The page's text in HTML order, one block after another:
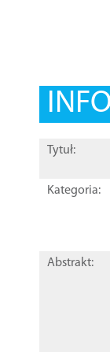
Tytuł:
Kategoria:
Abstrakt: